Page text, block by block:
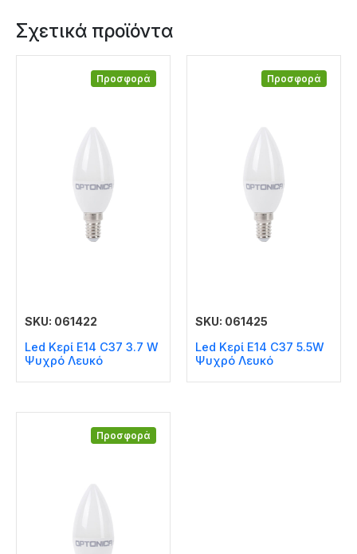
Σχετικά προϊόντα
Προσφορά
SKU: 061422
Led Κερί E14 C37 3.7 W
Ψυχρό Λευκό
Προσφορά
SKU: 061425
Led Κερί E14 C37 5.5W
Ψυχρό Λευκό
Προσφορά